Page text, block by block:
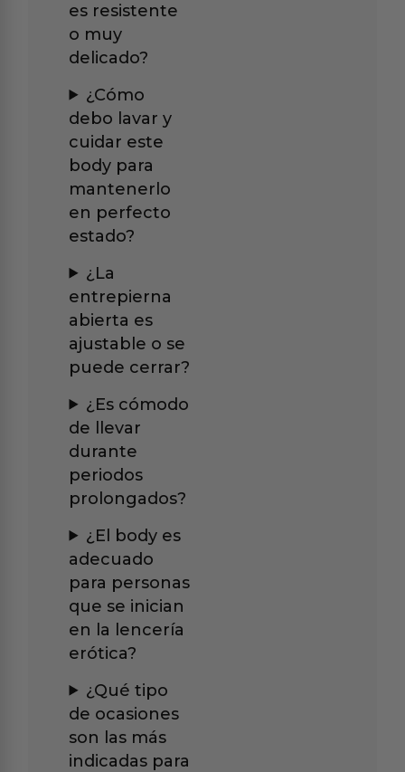
es resistente
o muy
delicado?
¿Cómo
debo lavar y
cuidar este
body para
mantenerlo
en perfecto
estado?
¿La
entrepierna
abierta es
ajustable o se
puede cerrar?
¿Es cómodo
de llevar
durante
periodos
prolongados?
¿El body es
adecuado
para personas
que se inician
en la lencería
erótica?
¿Qué tipo
de ocasiones
son las más
indicadas para